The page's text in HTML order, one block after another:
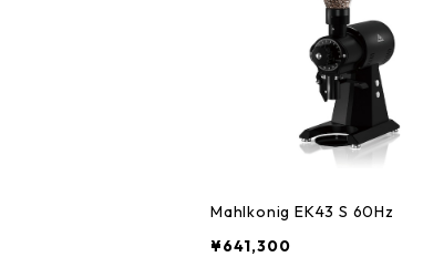
Mahlkonig EK43 S 60Hz
¥641,300